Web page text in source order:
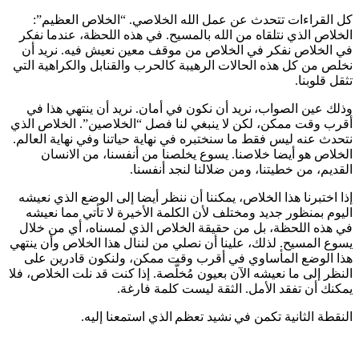
كل القراءات تتحدث عن عمل الله الخلاصي. “الخلاص العظيم”:
الخلاص الذي نتلقاه من الله بالمسيح. في هذه اللحظة، عندما نفكر
في الخلاص نفكر في الخلاص من موقف معين نعيش فيه. نريد أن
نخلص من كل هذه الحالات الرهيبة كالحرب والقنابل والكراهية التي
تثقل قلوبنا.
وذلك عين الصواب، نريد أن نكون في أمان. نريد أن ينتهي هذا في
أقرب وقت ممكن، لكن لا ينبغي لنا فصل “الخلاصين”. الخلاص الذي
نتحدث عنه ليس فقط ما سنختبره في نهاية حياتنا وفي نهاية العالم.
الخلاص هو أيضا خلاصنا. يسوع يخلصنا من أنفسنا، من الانسان
القديم، من خطيتنا، ومن ضلالنا لنجد أنفسنا.
إذا اختبرنا هذا الخلاص، يمكننا أن ننظر أيضا إلى الوضع الذي نعيشه
اليوم بمنظور جديد ومختلف لأن الكلمة الأخيرة لا تأتي مما نعيشه
في هذه اللحظة، بل من حقيقة الخلاص الذي لمسناه، أي من خلال
يسوع المسيح. لذلك، علينا أن نصلي من لننال هذا الخلاص وأن ينتهي
هذا الوضع المأساوي في أقرب وقت ممكن، ولنكون قادرين على
النظر إلى ما نعيشه الآن بعيون مُخلَّصة. إذا كنت قد نلت الخلاص، فلا
يمكنك أن تفقد الأمل. الثقة ليست كلمة فارغة.
النقطة الثانية تكمن في نشيد تعظم الذي استمعنا إليه.